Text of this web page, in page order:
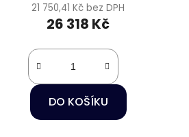
21 750,41 Kč bez DPH
26 318 Kč
DO KOŠÍKU